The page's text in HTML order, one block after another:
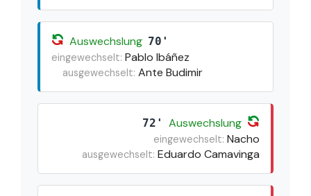
Auswechslung 70'
eingewechselt: Pablo Ibáñez
ausgewechselt: Ante Budimir
72' Auswechslung
eingewechselt: Nacho
ausgewechselt: Eduardo Camavinga